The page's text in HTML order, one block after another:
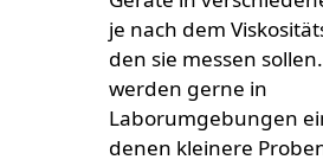
je nach dem
den sie messen
werden gerne in
Laborumgebungen
denen kleinere